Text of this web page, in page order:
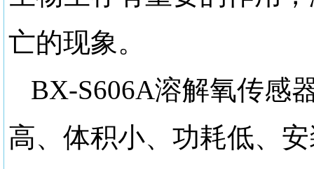
亡的现象。
BX-S606A溶解氧传感
高、体积小、功耗低、